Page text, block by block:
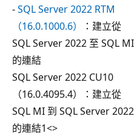
-SQL Server 2022 RTM
（16.0.1000.6）
：建立從
SQL Server 2022 至 SQL MI
的連結
SQL Server 2022 CU10
（16.0.4095.4）
：建立從
SQL MI 到 SQL Server 2022
的連結1<>